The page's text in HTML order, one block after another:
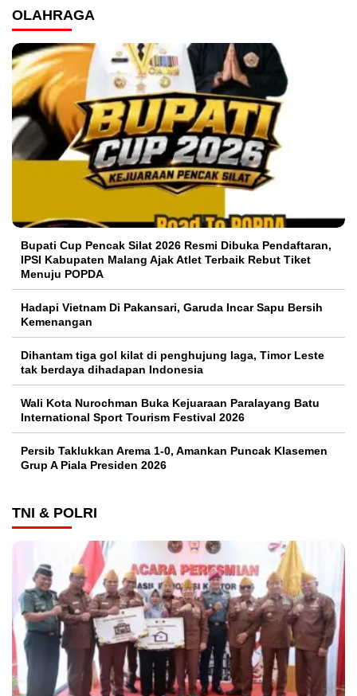
OLAHRAGA
Bupati Cup Pencak Silat 2026 Resmi Dibuka Pendaftaran,
IPSI Kabupaten Malang Ajak Atlet Terbaik Rebut Tiket
Menuju POPDA
Hadapi Vietnam Di Pakansari, Garuda Incar Sapu Bersih
Kemenangan
Dihantam tiga gol kilat di penghujung laga, Timor Leste
tak berdaya dihadapan Indonesia
Wali Kota Nurochman Buka Kejuaraan Paralayang Batu
International Sport Tourism Festival 2026
Persib Taklukkan Arema 1-0, Amankan Puncak Klasemen
Grup A Piala Presiden 2026
TNI & POLRI